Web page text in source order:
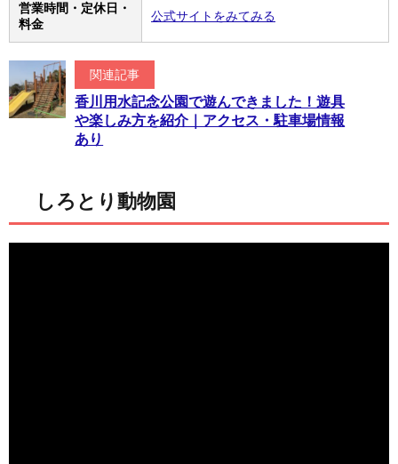
営業時間・定休日・
料金
公式サイトをみてみる
関連記事
香川用水記念公園で遊んできました！遊具
や楽しみ方を紹介｜アクセス・駐車場情報
あり
しろとり動物園